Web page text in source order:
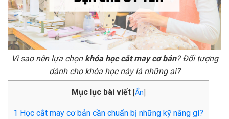
Vì sao nên lựa chọn khóa học cắt may cơ bản? Đối tượng
dành cho khóa học này là những ai?
Mục lục bài viết [Ẩn
1 Học cắt may cơ bản cần chuẩn bị những kỹ năng gì?